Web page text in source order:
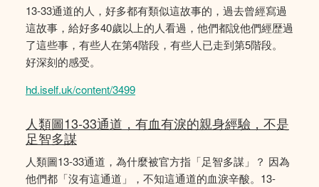
13-33通道的人，好多都有類似這故事的，過去曾經寫過
這故事，給好多40歲以上的人看過，他們都說他們經歴過
了這些事，有些人在第4階段，有些人已走到第5階段。
好深刻的感受。
hd.iself.uk/content/3499
人類圖13-33通道，有血有淚的親身經驗，不是
足智多謀
人類圖13-33通道，為什麼被官方指「足智多謀」？ 因為
他們都「沒有這通道」，不知這通道的血淚辛酸。13-